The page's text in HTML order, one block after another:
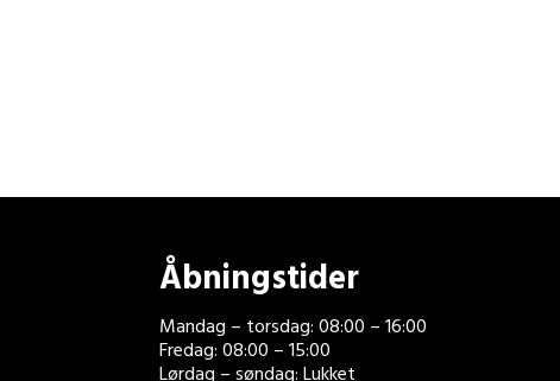
Åbningstider
Mandag – torsdag: 08:00 – 16:00
Fredag: 08:00 – 15:00
Lørdag – søndag: Lukket